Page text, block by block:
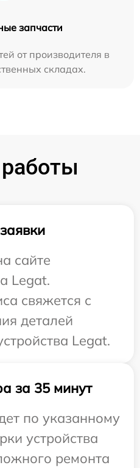
запчасти
от производителя в
складах.
сайте
Legat.
свяжется с
деталей
Legat.
за 35 минут
по указанному
устройства
ремонта